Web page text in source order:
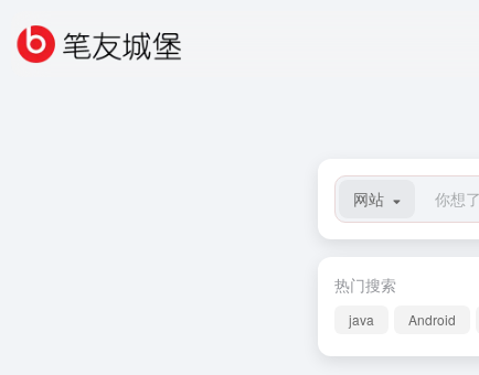
网站
热门搜索
java Android